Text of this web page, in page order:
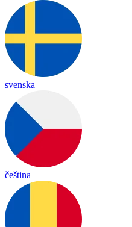
svenska
čeština